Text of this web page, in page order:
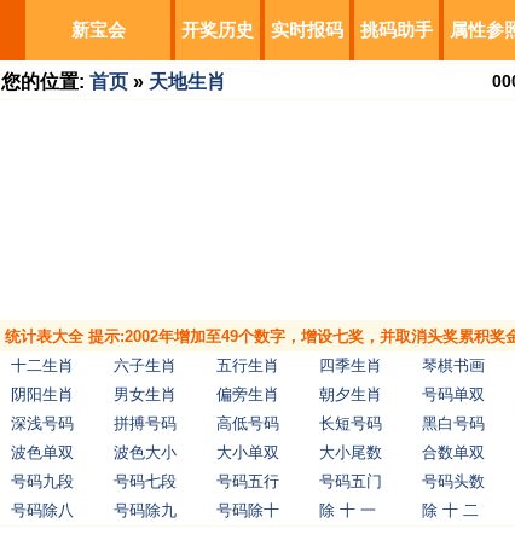
新宝会 开奖历史 实时报码 挑码助手 属性参
您的位置: 首页 » 天地生肖
统计表大全 提示:2002年增加至49个数字，增设七奖，并取消头奖累积奖
十二生肖
六子生肖 五行生肖 四季生肖 琴棋书画
阴阳生肖
男女生肖 偏旁生肖 朝夕生肖 号码单双
深浅号码
拼搏号码 高低号码 长短号码 黑白号码
波色单双
波色大小 大小单双 大小尾数 合数单双
号码九段
号码七段 号码五行 号码五门 号码头数
号码除八
号码除九 号码除十 除 十 一 除 十 二